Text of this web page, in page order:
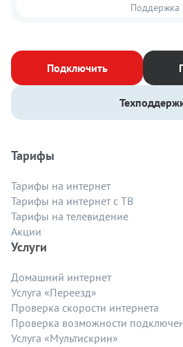
Поддержка
Подключить
Тарифы
Тарифы на интернет
Тарифы на интернет с ТВ
Тарифы на телевидение
Акции
Услуги
Домашний интернет
Услуга «Переезд»
Проверка скорости интернета
Проверка возможности
Услуга «Мультискрин»